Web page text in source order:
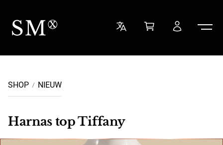
Sensual Minded
SHOP NIEUW
Harnas top Tiffany